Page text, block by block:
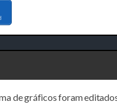
de gráficos foram